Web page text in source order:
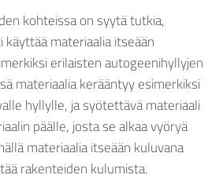
kohteissa on syytä tutkia,
materiaalia itseään
erilaisten autogeenihyllyjen
materiaalia kerääntyy esimerkiksi
hyllylle, ja syötettävä materiaali
päälle, josta se alkaa vyöryä
materiaalia itseään kuluvana
rakenteiden kulumista.